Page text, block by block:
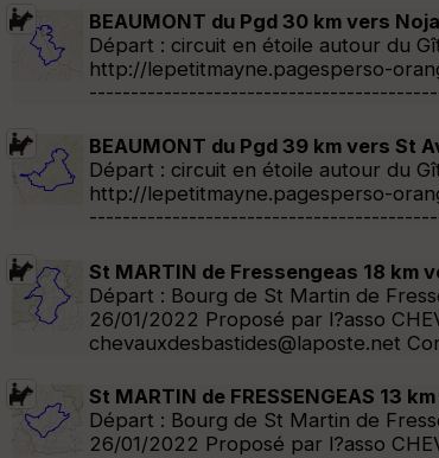
BEAUMONT du Pgd 30 km vers
Départ : circuit en étoile autour du
http://lepetitmayne.pagesperso-
BEAUMONT du Pgd 39 km vers St
Départ : circuit en étoile autour du
http://lepetitmayne.pagesperso-
St MARTIN de Fressengeas 18 km
Départ : Bourg de St Martin de
26/01/2022 Proposé par l?asso
chevauxdesbastides@laposte.net
St MARTIN de FRESSENGEAS 13
Départ : Bourg de St Martin de
26/01/2022 Proposé par l?asso